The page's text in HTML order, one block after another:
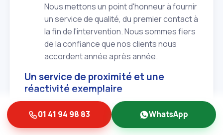
Nous mettons un point d'honneur à fournir
un service de qualité, du premier contact à
la fin de l'intervention. Nous sommes fiers
de la confiance que nos clients nous
accordent année après année.
Un service de proximité et une
réactivité exemplaire
En tant qu'artisans locaux, nous connaissons
parfaitement Créteil (94000) et les spécificités
du Val‑de‑Marne. Cette proximité nous permet
01 41 94 98 83 WhatsApp